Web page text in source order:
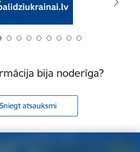
bija noderīga?
Sniegt atsauksmi